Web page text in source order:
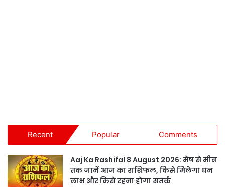
Recent Popular Comments
Aaj Ka Rashifal 8 August 2026: मेष से मीन
तक जानें आज का राशिफल, किसे मिलेगा धन
लाभ और किसे रहना होगा सतर्क